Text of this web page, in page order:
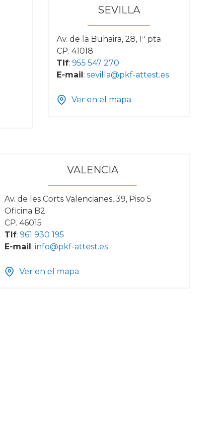
SEVILLA
Av. de la Buhaira, 28, 1ª pta
CP. 41018
Tlf: 955 547 270
E-mail: sevilla@pkf-attest.es
Ver en el mapa
VALENCIA
Av. de les Corts Valencianes, 39, Piso 5
Oficina B2
CP. 46015
Tlf: 961 930 195
E-mail: info@pkf-attest.es
Ver en el mapa